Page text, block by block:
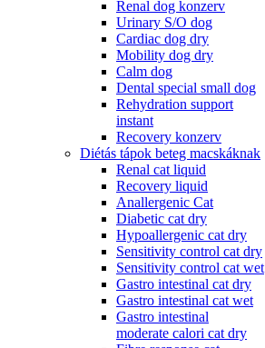
Renal dog konzerv
Urinary S/O dog
Cardiac dog dry
Mobility dog dry
Calm dog
Dental special small dog
Rehydration support
instant
Recovery konzerv
Diétás tápok beteg macskáknak
Renal cat liquid
Recovery liquid
Anallergenic Cat
Diabetic cat dry
Hypoallergenic cat dry
Sensitivity control cat dry
Sensitivity control cat wet
Gastro intestinal cat dry
Gastro intestinal cat wet
Gastro intestinal
moderate calori cat dry